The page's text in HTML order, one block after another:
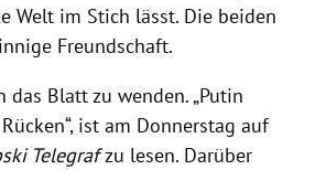
Welt im Stich lässt. Die beiden
Freundschaft.
das Blatt zu wenden. „Putin
ist am Donnerstag auf
Telegrafzu lesen. Darüber